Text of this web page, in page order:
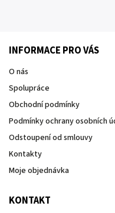
INFORMACE PRO VÁS
O nás
Spolupráce
Obchodní podmínky
Podmínky ochrany osobních
Odstoupení od smlouvy
Kontakty
Moje objednávka
KONTAKT